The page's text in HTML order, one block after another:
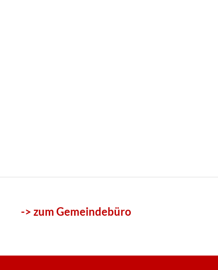
-> zum Gemeindebüro